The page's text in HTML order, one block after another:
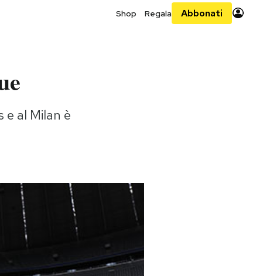
Shop Regala Abbonati
al Milan è